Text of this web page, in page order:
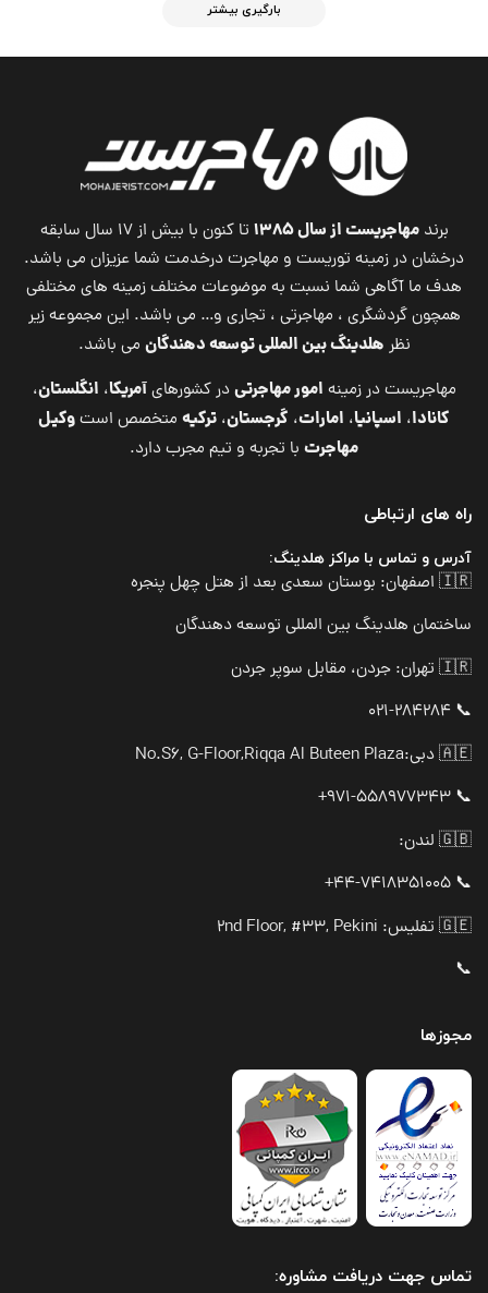
بارگیری بیشتر
برندمهاجریست از سال ۱۳۸۵
تا کنون با بیش از ۱۷ سال سابقه
درخشان در زمینه توریست و مهاجرت درخدمت شما عزیزان می باشد.
هدف ما آگاهی شما نسبت به موضوعات مختلف زمینه های مختلفی
همچون گردشگری ، مهاجرتی ، تجاری و… می باشد. این مجموعه زیر
نظر هلدینگ بین المللی توسعه دهندگان می باشد.
مهاجریست در زمینه امور مهاجرتیدر کشورهایآمریکا، انگلستان،
کانادا، اسپانیا، امارات، گرجستان، ترکیه متخصص استوکیل
مهاجرت با تجربه و تیم مجرب دارد.
راه های ارتباطی
آدرس و تماس با مراکز هلدینگ:
🇮🇷 اصفهان: بوستان سعدی بعد از هتل چهل پنجره
ساختمان هلدینگ بین المللی توسعه دهندگان
🇮🇷 تهران: جردن، مقابل سوپر جردن
📞 021-284284
🇦🇪 دبی:
No.S6, G-Floor,Riqqa Al Buteen Plaza
📞 971-558977343+
🇬🇧 لندن:
📞 44-7418351005+
🇬🇪 تفلیس: 2nd Floor, #33, Pekini
📞
مجوزها
تماس جهت دریافت مشاوره: